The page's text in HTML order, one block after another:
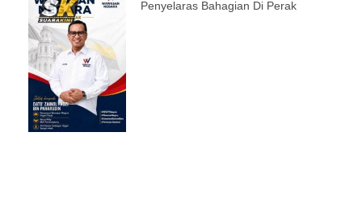
Penyelaras Bahagian Di Perak